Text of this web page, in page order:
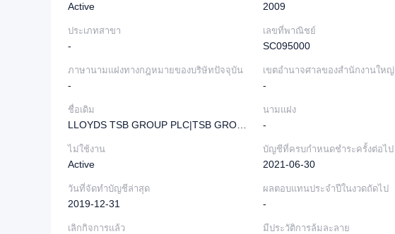
Active 2009
ประเภทสาขา
-
เลขที่พาณิชย์
SC095000
ภาษานามแฝงทางกฎหมายของบริษัทปัจจุบัน
-
เขตอำนาจศาลของสำนักงานใหญ่
-
ชื่อเดิม นามแฝง
-
ไม่ใช้งาน
Active
บัญชีที่ครบกำหนดชำระครั้งต่อไป
2021-06-30
วันที่จัดทำบัญชีล่าสุด
2019-12-31
ผลตอบแทนประจำปีในงวดถัดไป
-
เลิกกิจการแล้ว มีประวัติการล้มละลาย